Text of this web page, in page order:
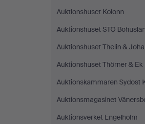
Auktionshuset Kolonn
Auktionshuset STO Bohuslän
Auktionshuset Thelin &
Auktionshuset Thörner & Ek
Auktionskammaren Sydost
Auktionsmagasinet
Auktionsverket Engelholm